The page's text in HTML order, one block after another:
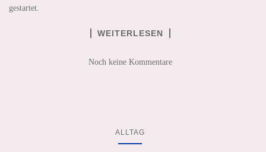
gestartet.
WEITERLESEN
Noch keine Kommentare
ALLTAG